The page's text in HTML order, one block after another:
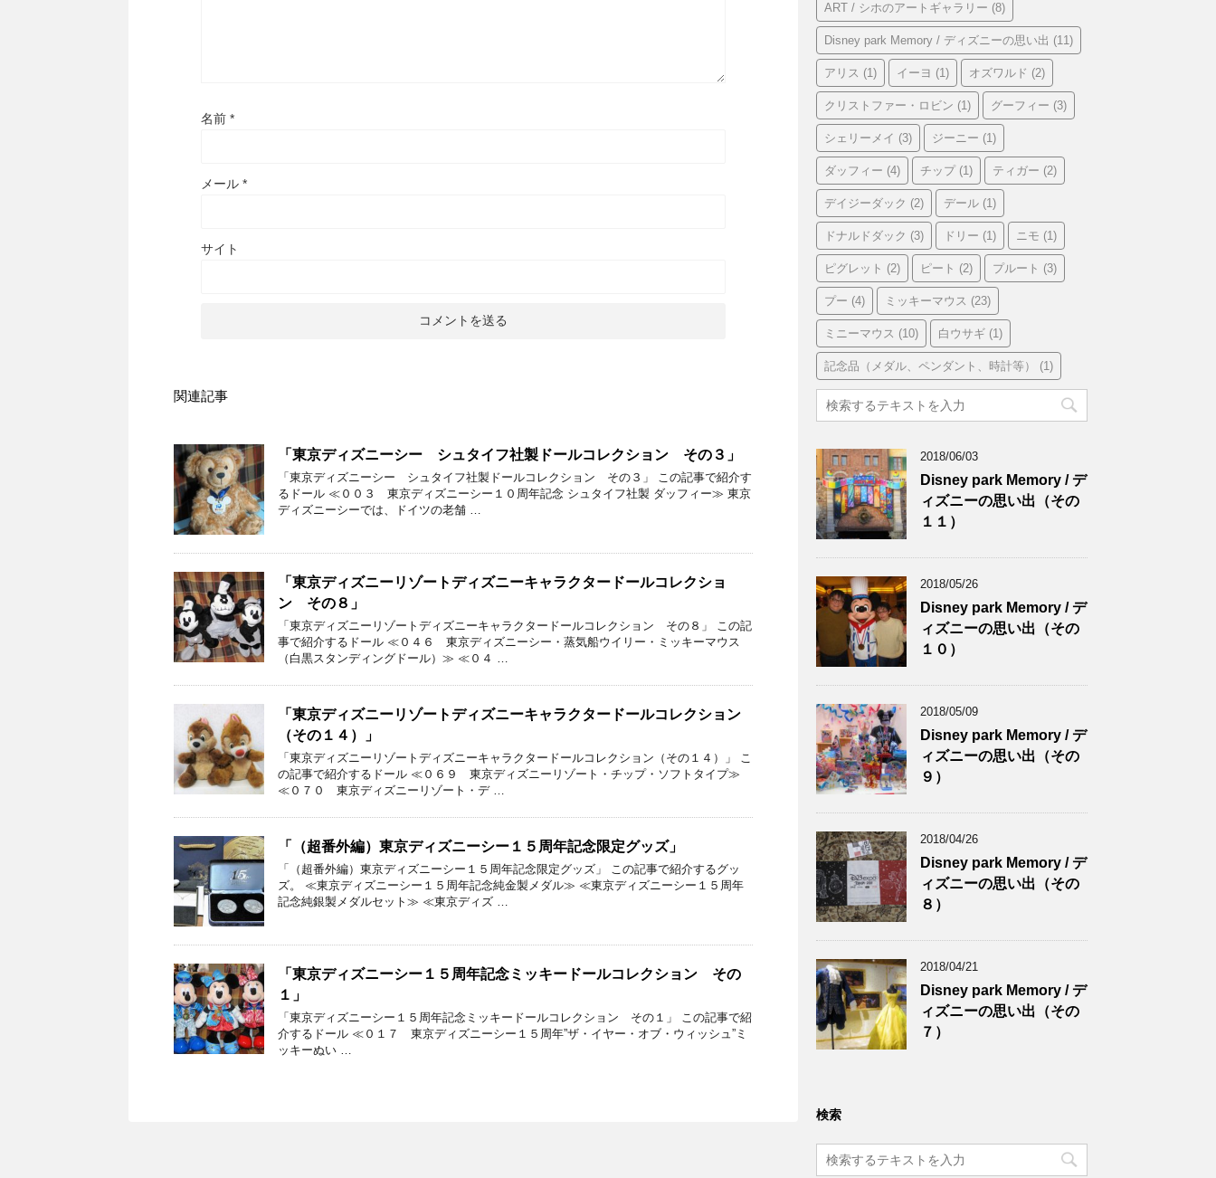
名前 *
メール *
サイト
関連記事
「東京ディズニーシー シュタイフ社製ドールコレクション その３」
「東京ディズニーシー シュタイフ社製ドールコレクション その３」 この記事で紹介す
るドール ≪００３ 東京ディズニーシー１０周年記念 シュタイフ社製 ダッフィー≫ 東京
ディズニーシーでは、ドイツの老舗 …
「東京ディズニーリゾートディズニーキャラクタードールコレクショ
ン その８」
「東京ディズニーリゾートディズニーキャラクタードールコレクション その８」 この記
事で紹介するドール ≪０４６ 東京ディズニーシー・蒸気船ウイリー・ミッキーマウス
（白黒スタンディングドール）≫ ≪０４ …
「東京ディズニーリゾートディズニーキャラクタードールコレクション
（その１４）」
「東京ディズニーリゾートディズニーキャラクタードールコレクション（その１４）」 こ
の記事で紹介するドール ≪０６９ 東京ディズニーリゾート・チップ・ソフトタイプ≫
≪０７０ 東京ディズニーリゾート・デ …
「（超番外編）東京ディズニーシー１５周年記念限定グッズ」
「（超番外編）東京ディズニーシー１５周年記念限定グッズ」 この記事で紹介するグッ
ズ。 ≪東京ディズニーシー１５周年記念純金製メダル≫ ≪東京ディズニーシー１５周年
記念純銀製メダルセット≫ ≪東京ディズ …
「東京ディズニーシー１５周年記念ミッキードールコレクション その
１」
「東京ディズニーシー１５周年記念ミッキードールコレクション その１」 この記事で紹
介するドール ≪０１７ 東京ディズニーシー１５周年”ザ・イヤー・オブ・ウィッシュ”ミ
ッキーぬい …
ART / シホのアートギャラリー (8)
Disney park Memory / ディズニーの思い出 (11)
アリス (1) イーヨ (1) オズワルド (2)
クリストファー・ロビン (1) グーフィー (3)
シェリーメイ (3) ジーニー (1)
ダッフィー (4) チップ(1) ティガー (2)
デイジーダック (2) デール (1)
ドナルドダック (3) ドリー (1) ニモ (1)
ピグレット (2) ピート (2) プルート (3)
プー (4) ミッキーマウス (23)
ミニーマウス (10) 白ウサギ (1)
記念品（メダル、ペンダント、時計等） (1)
2018/06/03
Disney park Memory / デ
ィズニーの思い出（その
１１）
2018/05/26
Disney park Memory / デ
ィズニーの思い出（その
１０）
2018/05/09
Disney park Memory / デ
ィズニーの思い出（その
９）
2018/04/26
Disney park Memory / デ
ィズニーの思い出（その
８）
2018/04/21
Disney park Memory / デ
ィズニーの思い出（その
７）
検索